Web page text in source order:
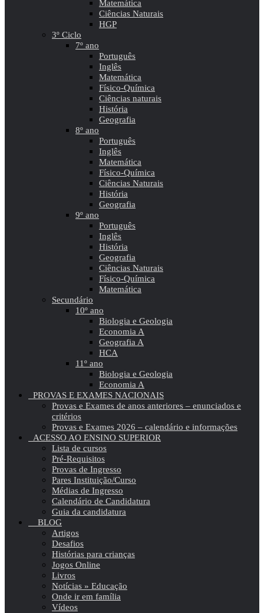
Matemática
Ciências Naturais
HGP
3º Ciclo
7º ano
Português
Inglês
Matemática
Físico-Química
Ciências naturais
História
Geografia
8º ano
Português
Inglês
Matemática
Físico-Química
Ciências Naturais
História
Geografia
9º ano
Português
Inglês
História
Geografia
Ciências Naturais
Físico-Química
Matemática
Secundário
10º ano
Biologia e Geologia
Economia A
Geografia A
HCA
11º ano
Biologia e Geologia
Economia A
PROVAS E EXAMES NACIONAIS
Provas e Exames de anos anteriores – enunciados e
critérios
Provas e Exames 2026 – calendário e informações
ACESSO AO ENSINO SUPERIOR
Lista de cursos
Pré-Requisitos
Provas de Ingresso
Pares Instituição/Curso
Médias de Ingresso
Calendário de Candidatura
Guia da candidatura
BLOG
Artigos
Desafios
Histórias para crianças
Jogos Online
Livros
Notícias » Educação
Onde ir em família
Vídeos